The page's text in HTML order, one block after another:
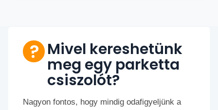
Mivel kereshetünk
meg egy parketta
csiszolót?
Nagyon fontos, hogy mindig odafigyeljünk a